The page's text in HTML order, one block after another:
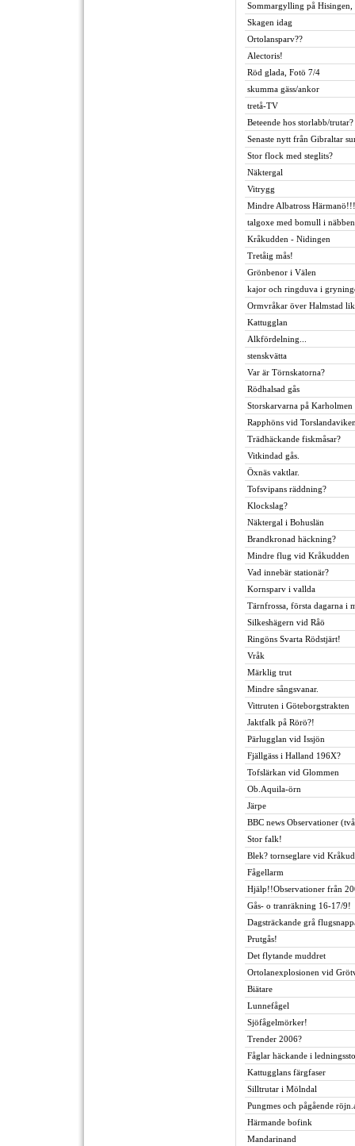
Sommargylling på Hisingen,
Skagen idag
Ortolansparv??
Alectoris!
Röd glada, Fotö 7/4
skumma gäss/ankor
tretå-TV
Beteende hos storlabb/trutar?
Senaste nytt från Gibraltar
Stor flock med steglits?
Näktergal
Vitrygg
Mindre Albatross
talgoxe med bomull i näbben
Kråkudden - Nidingen
Tretåig mås!
Grönbenor i Välen
kajor och ringduva i
Ormvråkar över Halmstad
Kattugglan
Alkfördelning...
stenskvätta
Var är Törnskatorna?
Rödhalsad gås
Storskarvarna på Karholmen
Rapphöns vid
Trädhäckande fiskmåsar?
Vitkindad gås.
Öxnäs vaktlar.
Tofsvipans räddning?
Klockslag?
Näktergal i Bohuslän
Brandkronad häckning?
Mindre flug vid Kråkudden
Vad innebär stationär?
Kornsparv i vallda
Tärnfrossa, första dagarna i
Silkeshägern vid Råö
Ringöns Svarta Rödstjärt!
Vråk
Märklig trut
Mindre sångsvanar.
Vittruten i Göteborgstrakten
Jaktfalk på Rörö?!
Pärlugglan vid Issjön
Fjällgäss i Halland 196X?
Tofslärkan vid Glommen
Ob.Aquila-örn
Järpe
BBC news Observationer
Stor falk!
Blek? tornseglare vid
Fågellarm
Hjälp!!Observationer från
Gås- o tranräkning 16-17/9!
Dagsträckande grå
Prutgås!
Det flytande muddret
Ortolanexplosionen vid
Biätare
Lunnefågel
Sjöfågelmörker!
Trender 2006?
Fåglar häckande i
Kattugglans färgfaser
Silltrutar i Mölndal
Pungmes och pågående
Härmande bofink
Mandarinand